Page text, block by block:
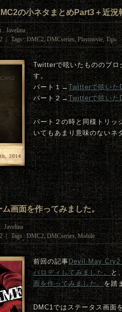
の小ネタまとめPart3＋近況
Javelina
| Tags :DMC2,DMCseries,Playmovie,Tips
2014
Twitterで呟いたもののブロ
す。
パート１→Twitterで呟いた
パート２→Twitterで呟いた
パート２の時と同様トリッ
いてもあまり意味のないネ
画面を作ってみました。
Javelina
| Tags :DMC2,DMCseries,Mobile
前回の記事Devil May Cry2
パロディしてみました。と
面を作ってみました。を踏
DMC1ではステータス画面